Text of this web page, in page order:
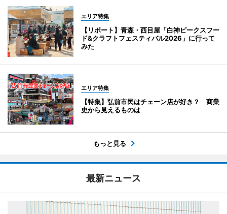
エリア特集
【リポート】青森・西目屋「白神ピークスフー
ド&クラフトフェスティバル2026」に行って
みた
エリア特集
【特集】弘前市民はチェーン店が好き？ 商業
史から見えるものは
もっと見る
最新ニュース